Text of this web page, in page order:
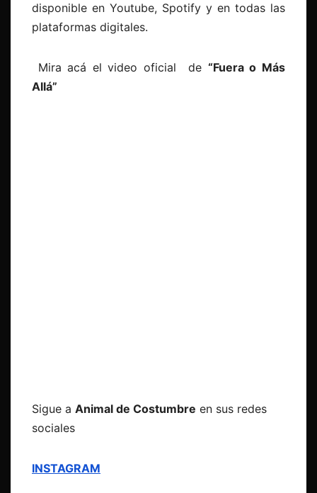
disponible en Youtube, Spotify y en todas las
plataformas digitales.
Mira acá el video oficial de “Fuera o Más
Allá”
Sigue a Animal de Costumbre en sus redes
sociales
INSTAGRAM